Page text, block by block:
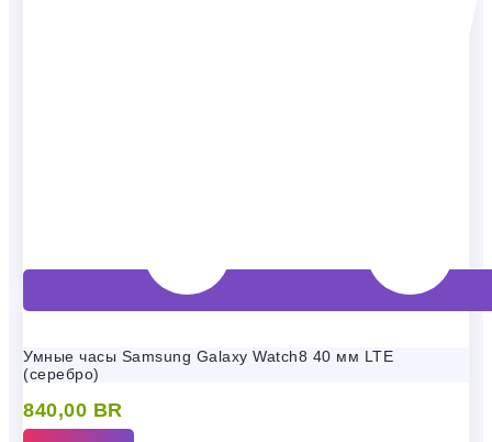
Умные часы Samsung Galaxy Watch8 40 мм LTE
(серебро)
840,00 BR